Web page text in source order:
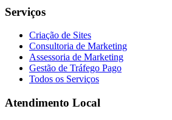
Serviços
Criação de Sites
Consultoria de Marketing
Assessoria de Marketing
Gestão de Tráfego Pago
Todos os Serviços
Atendimento Local